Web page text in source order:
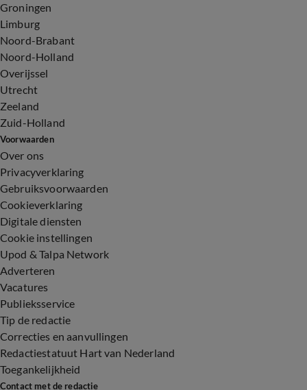
Groningen
Limburg
Noord-Brabant
Noord-Holland
Overijssel
Utrecht
Zeeland
Zuid-Holland
Voorwaarden
Over ons
Privacyverklaring
Gebruiksvoorwaarden
Cookieverklaring
Digitale diensten
Cookie instellingen
Upod & Talpa Network
Adverteren
Vacatures
Publieksservice
Tip de redactie
Correcties en aanvullingen
Redactiestatuut Hart van Nederland
Toegankelijkheid
Contact met de redactie